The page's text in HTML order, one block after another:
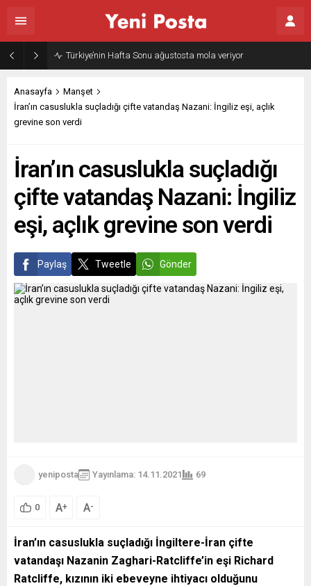
Gazze’nin geleceği: Teknokratik kontrol mü, kolonializm mi?
Anasayfa
Manşet
İran’ın casuslukla suçladığı çifte vatandaş Nazani: İngiliz eşi, açlık
grevine son verdi
İran’ın casuslukla suçladığı
çifte vatandaş Nazani: İngiliz
eşi, açlık grevine son verdi
Paylaş Tweetle Gönder
yeniposta Yayınlama: 14.11.2021 69
0 A+ A-
İran’ın casuslukla suçladığı İngiltere-İran çifte
vatandaşı Nazanin Zaghari-Ratcliffe’in eşi Richard
Ratcliffe, kızının iki ebeveyne ihtiyacı olduğunu